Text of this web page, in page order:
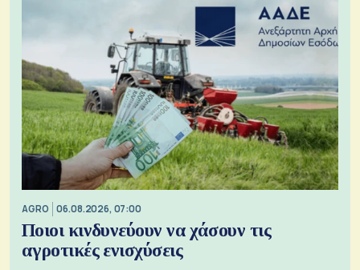
AGRO 06.08.2026, 07:00
Ποιοι κινδυνεύουν να χάσουν τις
αγροτικές ενισχύσεις